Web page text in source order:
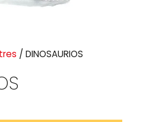
/ DINOSAURIOS